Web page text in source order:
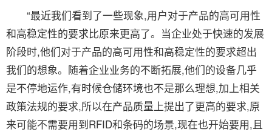
“最近我们看到了一些现象,用户对于产品的高可用性
和高稳定性的要求比原来更高了。当企业处于快速的发展
阶段时,他们对于产品的高可用性和高稳定性的要求超出
我们的想象。随着企业业务的不断拓展,他们的设备几乎
是不停地运作,有时候仓储环境也不是那么理想,加上相关
政策法规的要求,所以在产品质量上提出了更高的要求,原
来可能不需要用到RFID和条码的场景,现在也开始要用,且